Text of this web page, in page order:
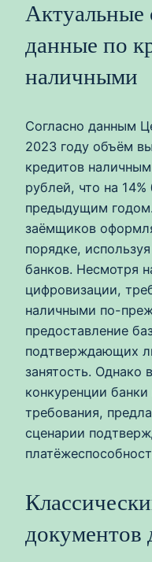
Актуальные
данные по
наличными
Согласно данным
2023 году объём
кредитов
рублей, что на
предыдущим
заёмщиков
порядке,
банков. Несмотря
цифровизации,
наличными по-
предоставление
подтверждающих
занятость. Однако
конкуренции
требования,
сценарии
документов